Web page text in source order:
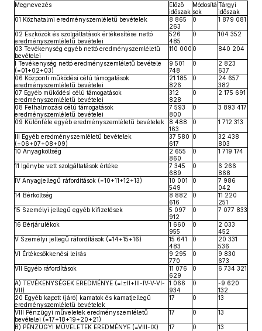
Megnevezés
Előző
időszak
Módosítá
sok
Tárgyi
időszak
01 Közhatalmi eredményszemléletű bevételek
8 865
263
0 1 879 081
02 Eszközök és szolgáltatások értékesítése nettó
eredményszemléletű bevételei
526
485
0 104 352
03 Tevékenység egyéb nettó eredményszemléletű
bevételei
110 000 0 840 204
I Tevékenység nettó eredményszemléletű bevétele
(=01+02+03)
9 501
748
0
2 823
637
06 Központi működési célú támogatások
eredményszemléletű bevételei
21 185
826
0
24 657
382
07 Egyéb működési célú támogatások
eredményszemléletű bevételei
312
828
0 2 175 691
08 Felhalmozási célú támogatások
eredményszemléletű bevételei
7 593
800
0 3 893 417
09 Különféle egyéb eredményszemléletű bevételek
8 488
163
0 1 712 313
III Egyéb eredményszemléletű bevételek
(=06+07+08+09)
37 580
617
0
32 438
803
10 Anyagköltség
2 655
860
0 1 719 174
11 Igénybe vett szolgáltatások értéke
7 345
689
0
6 266
868
IV Anyagjellegű ráfordítások (=10+11+12+13)
10 001
549
0
7 986
042
14 Bérköltség
8 882
616
0
11 220
251
15 Személyi jellegű egyéb kifizetések
5 097
912
0 7 077 833
16 Bérjárulékok
1 660
955
0
2 033
452
V Személyi jellegű ráfordítások (=14+15+16)
15 641
483
0
20 331
536
VI Értékcsökkenési leírás
9 295
770
0
9 830
673
VII Egyéb ráfordítások
11 076
629
0 6 734 321
A) TEVÉKENYSÉGEK EREDMÉNYE (=I±II+III-IV-V-VI-
VII)
1 066
934
0
-9 620
132
20 Egyéb kapott (járó) kamatok és kamatjellegű
eredményszemléletű bevételek
17 0 13
VIII Pénzügyi műveletek eredményszemléletű
bevételei (=17+18+19+20+21)
17 0 13
B) PÉNZÜGYI MŰVELETEK EREDMÉNYE (=VIII-IX) 17 0
13